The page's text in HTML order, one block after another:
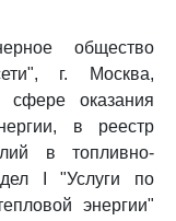
общество
г. Москва,
сфере оказания
в реестр
в топливно-
I "Услуги по
энергии"